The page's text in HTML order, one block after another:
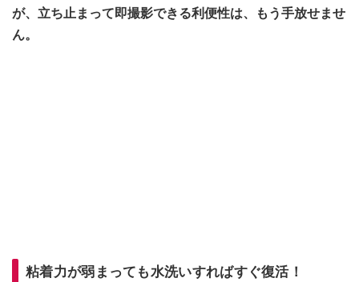
が、立ち止まって即撮影できる利便性は、もう手放せませ
ん。
粘着力が弱まっても水洗いすればすぐ復活！